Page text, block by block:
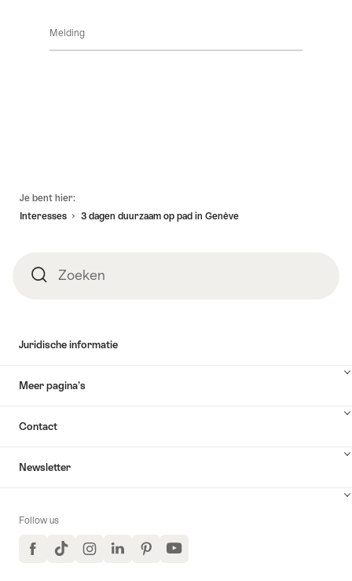
Melding
Je bent hier:
Interesses
3 dagen duurzaam op pad in Genève
ZoekenZoeken
Juridische informatie
Meer pagina’s
Contact
Newsletter
Follow us
FacebookTikTokInstagramLinkedInPinterestYouTube